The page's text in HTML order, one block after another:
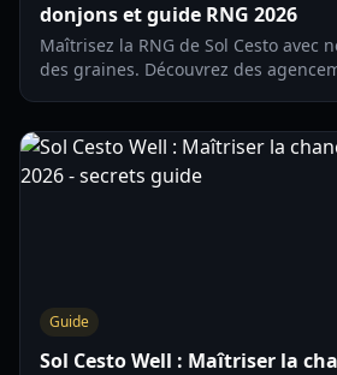
donjons et guide RNG 2026
Maîtrisez la RNG de Sol Cesto avec
des graines. Découvrez des
Guide
Sol Cesto Well : Maîtriser la